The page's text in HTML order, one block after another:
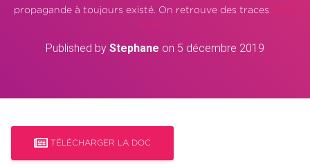
propagande à toujours existé. On retrouve des traces Read
more…
Published by Stephane on 5 décembre 2019
TÉLÉCHARGER LA DOC